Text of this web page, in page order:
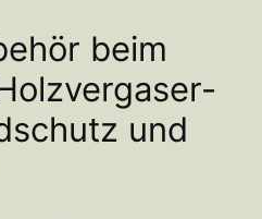
beim
und